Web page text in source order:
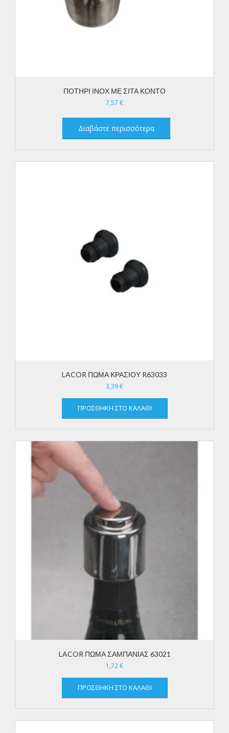
ΠΟΤΗΡΙ ΙΝΟΧ ΜΕ ΣΙΤΑ ΚΟΝΤΟ
7,57 €
Διαβάστε περισσότερα
LACOR ΠΩΜΑ ΚΡΑΣΙΟΥ R63033
3,39€
ΠΡΟΣΘΉΚΗ ΣΤΟ ΚΑΛΆΘΙ
LACOR ΠΩΜΑ ΣΑΜΠΑΝΙΑΣ 63021
1,72€
ΠΡΟΣΘΉΚΗ ΣΤΟ ΚΑΛΆΘΙ